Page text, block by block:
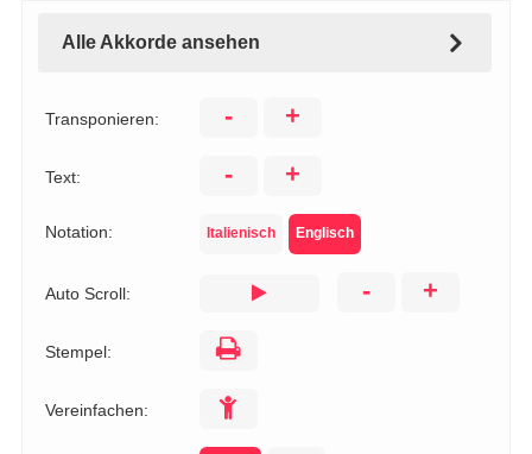
Alle Akkorde ansehen
Transponieren: - +
Text: - +
Notation: Italienisch Englisch
Auto Scroll: - +
Stempel:
Vereinfachen: